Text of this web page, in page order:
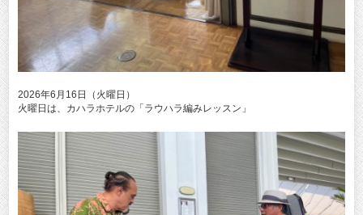
2026年6月16日（火曜日）
火曜日は、カハラホテルの「ラウハラ編みレッスン」